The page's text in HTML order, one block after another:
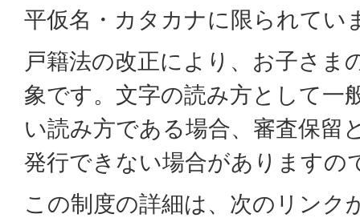
平仮名・カタカナに限られてい
戸籍法の改正により、お子さま
象です。文字の読み方として一
い読み方である場合、審査保留
発行できない場合がありますの
この制度の詳細は、次のリンク